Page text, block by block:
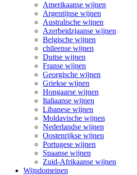
Amerikaanse wijnen
Argentijnse wijnen
Australische wijnen
Azerbeidzjaanse wijnen
Belgische wijnen
chileense wijnen
Duitse wijnen
Franse wijnen
Georgische wijnen
Griekse wijnen
Hongaarse wijnen
Italiaanse wijnen
Libanese wijnen
Moldavische wijnen
Nederlandse wijnen
Oostenrijkse wijnen
Portugese wijnen
Spaanse wijnen
Zuid-Afrikaanse wijnen
Wijndomeinen